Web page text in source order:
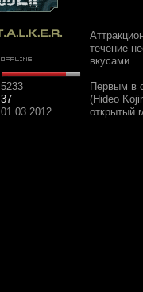
5233
37
01.03.2012
течение
вкусами.
Первым в
(Hideo
открытый